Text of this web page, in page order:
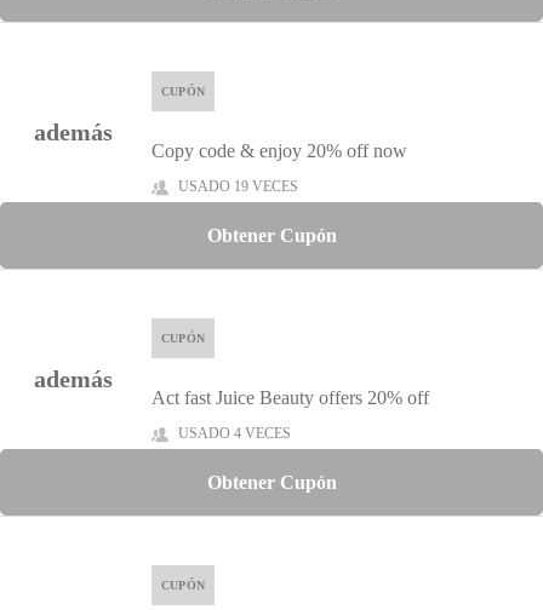
además
CUPÓN
Copy code & enjoy 20% off now
USADO 19 VECES
Obtener Cupón
además
CUPÓN
Act fast Juice Beauty offers 20% off
USADO 4 VECES
Obtener Cupón
CUPÓN